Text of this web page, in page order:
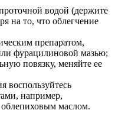
водой (держите
на то, что облегчение
препаратом,
фурацилиновой мазью;
повязку, меняйте ее
воспользуйтесь
например,
маслом.